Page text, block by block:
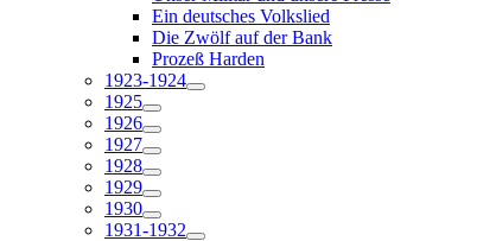
Ein deutsches Volkslied
Die Zwölf auf der Bank
Prozeß Harden
1923-1924
1925
1926
1927
1928
1929
1930
1931-1932